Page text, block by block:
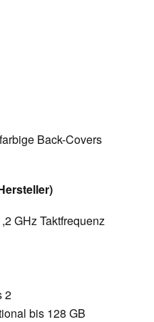
Back-Covers
GHz Taktfrequenz
2
bis 128 GB